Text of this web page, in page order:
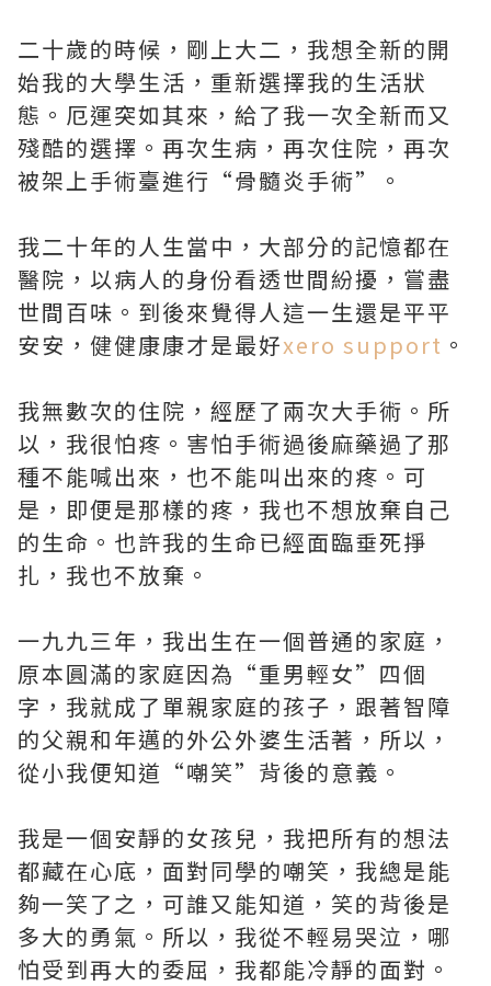
二十歲的時候，剛上大二，我想全新的開
始我的大學生活，重新選擇我的生活狀
態。厄運突如其來，給了我一次全新而又
殘酷的選擇。再次生病，再次住院，再次
被架上手術臺進行“骨髓炎手術”。
我二十年的人生當中，大部分的記憶都在
醫院，以病人的身份看透世間紛擾，嘗盡
世間百味。到後來覺得人這一生還是平平
安安，健健康康才是最好xero support 。
我無數次的住院，經歷了兩次大手術。所
以，我很怕疼。害怕手術過後麻藥過了那
種不能喊出來，也不能叫出來的疼。可
是，即便是那樣的疼，我也不想放棄自己
的生命。也許我的生命已經面臨垂死掙
扎，我也不放棄。
一九九三年，我出生在一個普通的家庭，
原本圓滿的家庭因為“重男輕女”四個
字，我就成了單親家庭的孩子，跟著智障
的父親和年邁的外公外婆生活著，所以，
從小我便知道“嘲笑”背後的意義。
我是一個安靜的女孩兒，我把所有的想法
都藏在心底，面對同學的嘲笑，我總是能
夠一笑了之，可誰又能知道，笑的背後是
多大的勇氣。所以，我從不輕易哭泣，哪
怕受到再大的委屈，我都能冷靜的面對。